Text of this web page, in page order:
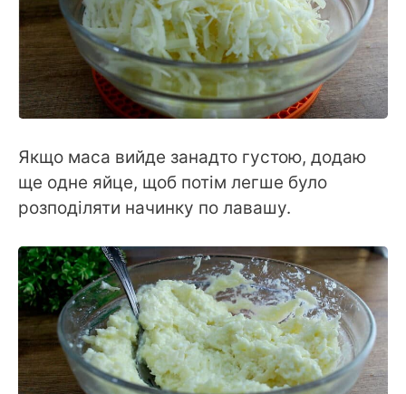
Якщо маса вийде занадто густою, додаю
ще одне яйце, щоб потім легше було
розподіляти начинку по лавашу.